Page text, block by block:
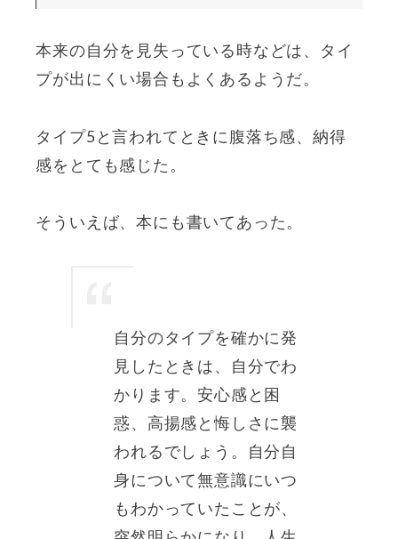
本来の自分を見失っている時などは、タイ
プが出にくい場合もよくあるようだ。
タイプ5と言われてときに腹落ち感、納得
感をとても感じた。
そういえば、本にも書いてあった。
自分のタイプを確かに発
見したときは、自分でわ
かります。安心感と困
惑、高揚感と悔しさに襲
われるでしょう。自分自
身について無意識にいつ
もわかっていたことが、